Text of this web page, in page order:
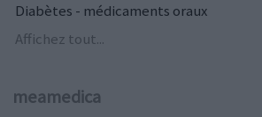
Diabètes - médicaments oraux
Affichez tout...
meamedica